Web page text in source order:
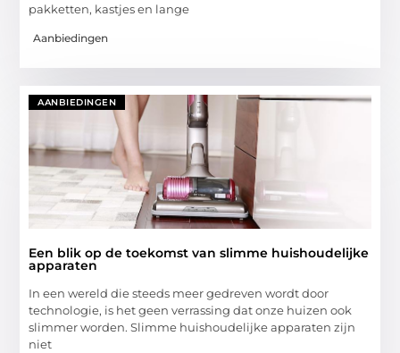
pakketten, kastjes en lange
Aanbiedingen
AANBIEDINGEN
Een blik op de toekomst van slimme huishoudelijke
apparaten
In een wereld die steeds meer gedreven wordt door
technologie, is het geen verrassing dat onze huizen ook
slimmer worden. Slimme huishoudelijke apparaten zijn
niet